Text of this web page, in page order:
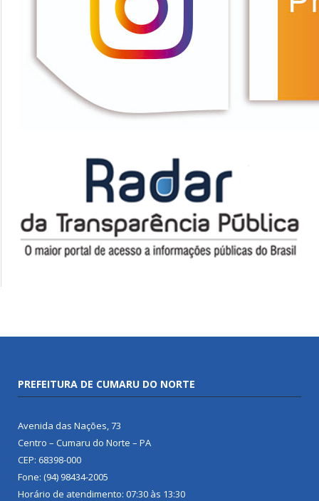
PREFEITURA DE CUMARU DO NORTE
Avenida das Nações, 73
Centro – Cumaru do Norte – PA
CEP: 68398-000
Fone: (94) 98434-2005
Horário de atendimento: 07:30 às 13:30